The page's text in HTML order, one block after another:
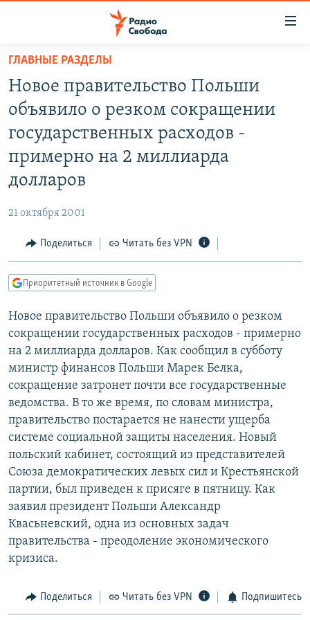
упрощенного
доступа
Вернуться
основному
содержанию
Вернутся
главной
навигации
Вернутся
поиску
ПОДКАСТЫ
АВТОРСКИЕ ПРОЕКТЫ
МНЕНИЯ
IDEL.РЕАЛИИ
КАВКАЗ.РЕАЛИИ
СЕВЕР.РЕАЛИИ
РАСПИСАНИЕ ВЕЩАНИЯ
ПОДПИШИТЕСЬ НА РАССЫЛКУ
СОЦИАЛЬНЫЕ СЕТИ
Все сайты РСЕ/РС
ГЛАВНЫЕ РАЗДЕЛЫ
Новое правительство Польши
объявило о резком сокращении
государственных расходов -
примерно на 2 миллиарда
долларов
21 октября 2001
Поделиться Читать без VPN
Приоритетный источник в Google
Новое правительство Польши объявило о резком
сокращении государственных расходов - примерно
на 2 миллиарда долларов. Как сообщил в субботу
министр финансов Польши Марек Белка,
сокращение затронет почти все государственные
ведомства. В то же время, по словам министра,
правительство постарается не нанести ущерба
системе социальной защиты населения. Новый
польский кабинет, состоящий из представителей
Союза демократических левых сил и Крестьянской
партии, был приведен к присяге в пятницу. Как
заявил президент Польши Александр
Квасьневский, одна из основных задач
правительства - преодоление экономического
кризиса.
Поделиться Читать без VPN Подпишитесь